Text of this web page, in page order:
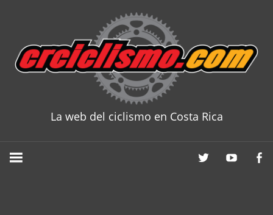
content
La web del ciclismo en Costa Rica